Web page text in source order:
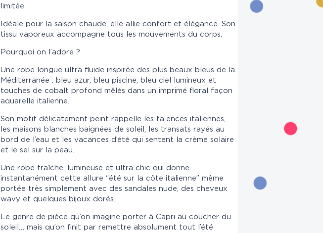
limitée.
Idéale pour la saison chaude, elle allie confort et élégance. Son
tissu vaporeux accompagne tous les mouvements du corps.
Pourquoi on l’adore ?
Une robe longue ultra fluide inspirée des plus beaux bleus de la
Méditerranée : bleu azur, bleu piscine, bleu ciel lumineux et
touches de cobalt profond mêlés dans un imprimé floral façon
aquarelle italienne.
Son motif délicatement peint rappelle les faïences italiennes,
les maisons blanches baignées de soleil, les transats rayés au
bord de l’eau et les vacances d’été qui sentent la crème solaire
et le sel sur la peau.
Une robe fraîche, lumineuse et ultra chic qui donne
instantanément cette allure “été sur la côte italienne” même
portée très simplement avec des sandales nude, des cheveux
wavy et quelques bijoux dorés.
Le genre de pièce qu’on imagine porter à Capri au coucher du
soleil… mais qu’on finit par remettre absolument tout l’été